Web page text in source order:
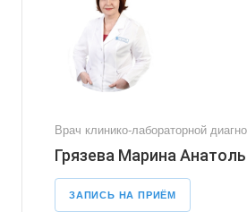
Врач клинико-лабораторной
Грязева Марина
ЗАПИСЬ НА ПРИЁМ